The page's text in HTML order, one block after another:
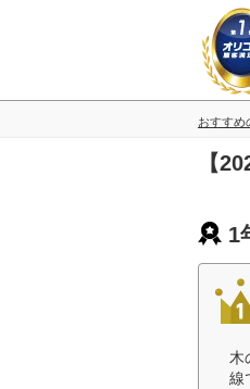
おすすめ
【
1
木
線